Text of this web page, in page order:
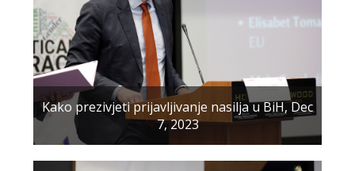
Kako prezivjeti prijavljivanje nasilja u BiH, Dec
7, 2023